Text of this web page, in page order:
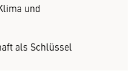
und
als Schlüssel